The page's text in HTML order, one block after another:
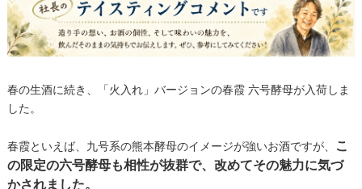
春の生酒に続き、「火入れ」バージョンの春霞 六号酵母が入荷しま
した。
春霞といえば、九号系の熊本酵母のイメージが強いお酒ですが、
こ
の限定の六号酵母も相性が抜群で、改めてその魅力に気づ
かされました。